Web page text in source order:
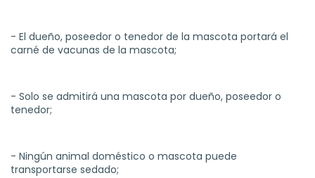
- El dueño, poseedor o tenedor de la mascota portará el
carné de vacunas de la mascota;
- Solo se admitirá una mascota por dueño, poseedor o
tenedor;
- Ningún animal doméstico o mascota puede
transportarse sedado;